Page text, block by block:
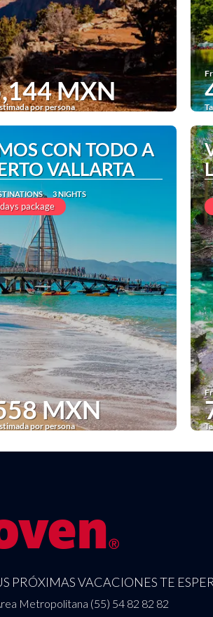
MXN
por persona
See
CON TODO A
VALLARTA
3 NIGHTS
package
MXN
por persona
PRÓXIMAS VACACIONES TE
Metropolitana (55) 54 82 82 82